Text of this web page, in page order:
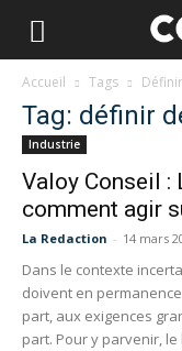
Accueil Tags
Tag: définir
Industrie
Valoy Conseil :
comment agir
La Redaction - 14 mars
Dans le contexte
doivent en permanence
part, aux exigences
part. Pour y parvenir,